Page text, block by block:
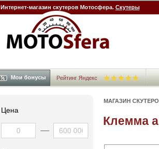
Интернет-магазин скутеров Мотосфера. Скутеры
Мои бонусы Рейтинг Яндекс
Цена
МАГАЗИН
Клемма